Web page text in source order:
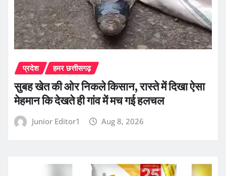
प्रदेश हमर छत्तीसगढ़
सुबह खेत की ओर निकले किसान, रास्ते में दिखा ऐसा
मेहमान कि देखते ही गांव में मच गई हलचल
Junior Editor1 Aug 8, 2026